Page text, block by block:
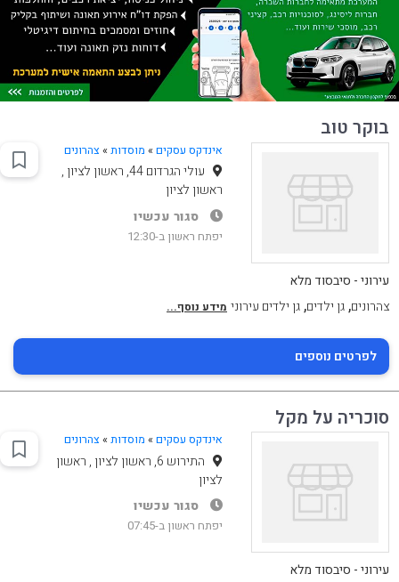
בוקר טוב
אינדקס עסקים » מוסדות» צהרונים
עולי הגרדום 44, ראשון לציון ,
ראשון לציון
סגור עכשיו
יפתח ראשון ב-12:30
עירוני - סיבסוד מלא
צהרונים,גן ילדים,גן ילדים עירוני מידע נוסף...
לפרטים נוספים
סוכריה על מקל
אינדקס עסקים » מוסדות» צהרונים
התירוש 6, ראשון לציון , ראשון
לציון
סגור עכשיו
יפתח ראשון ב-07:45
עירוני - סיבסוד מלא